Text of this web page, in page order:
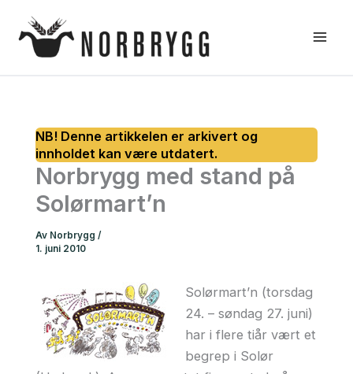
rett
Norbrygg med stand på
Solørmart’n
Av Norbrygg /
1. juni 2010
Solørmart’n (torsdag
24. – søndag 27. juni)
har i flere tiår vært et
begrep i Solør